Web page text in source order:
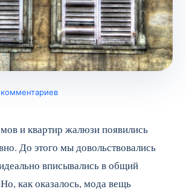
комментариев
и квартир жалюзи появились
До этого мы довольствовались
вписывались в общий
как оказалось, мода вещь